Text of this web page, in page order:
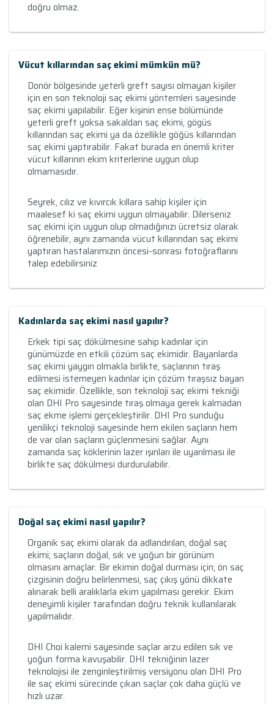
doğru olmaz.
Vücut kıllarından saç ekimi mümkün mü?
Donör bölgesinde yeterli greft sayısı olmayan kişiler
için en son teknoloji saç ekimi yöntemleri sayesinde
saç ekimi yapılabilir. Eğer kişinin ense bölümünde
yeterli greft yoksa sakaldan saç ekimi, gögüs
kıllarından saç ekimi ya da özellikle göğüs kıllarından
saç ekimi yaptırabilir. Fakat burada en önemli kriter
vücut kıllarının ekim kriterlerine uygun olup
olmamasıdır.
Seyrek, cılız ve kıvırcık kıllara sahip kişiler için
maalesef ki saç ekimi uygun olmayabilir. Dilerseniz
saç ekimi için uygun olup olmadığınızı ücretsiz olarak
öğrenebilir, aynı zamanda vücut kıllarından saç ekimi
yaptıran hastalarımızın öncesi-sonrası fotoğraflarını
talep edebilirsiniz
Kadınlarda saç ekimi nasıl yapılır?
Erkek tipi saç dökülmesine sahip kadınlar için
günümüzde en etkili çözüm saç ekimidir. Bayanlarda
saç ekimi yaygın olmakla birlikte, saçlarının tıraş
edilmesi istemeyen kadınlar için çözüm tıraşsız bayan
saç ekimidir. Özellikle, son teknoloji saç ekimi tekniği
olan DHI Pro sayesinde tıraş olmaya gerek kalmadan
saç ekme işlemi gerçekleştirilir. DHI Pro sunduğu
yenilikçi teknoloji sayesinde hem ekilen saçların hem
de var olan saçların güçlenmesini sağlar. Aynı
zamanda saç köklerinin lazer ışınları ile uyarılması ile
birlikte saç dökülmesi durdurulabilir.
Doğal saç ekimi nasıl yapılır?
Organik saç ekimi olarak da adlandırılan, doğal saç
ekimi; saçların doğal, sık ve yoğun bir görünüm
olmasını amaçlar. Bir ekimin doğal durması için; ön saç
çizgisinin doğru belirlenmesi, saç çıkış yönü dikkate
alınarak belli aralıklarla ekim yapılması gerekir. Ekim
deneyimli kişiler tarafından doğru teknik kullanılarak
yapılmalıdır.
DHI Choi kalemi sayesinde saçlar arzu edilen sık ve
yoğun forma kavuşabilir. DHI tekniğinin lazer
teknolojisi ile zenginleştirilmiş versiyonu olan DHI Pro
ile saç ekimi sürecinde çıkan saçlar çok daha güçlü ve
hızlı uzar.